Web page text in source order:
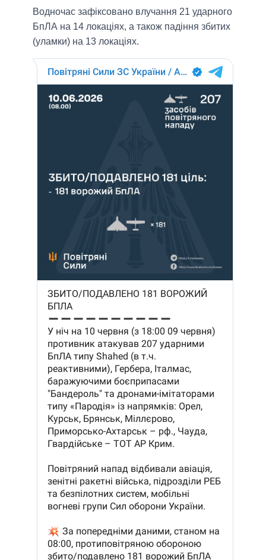
Водночас зафіксовано влучання 21 ударного
БпЛА на 14 локаціях, а також падіння збитих
(уламки) на 13 локаціях.